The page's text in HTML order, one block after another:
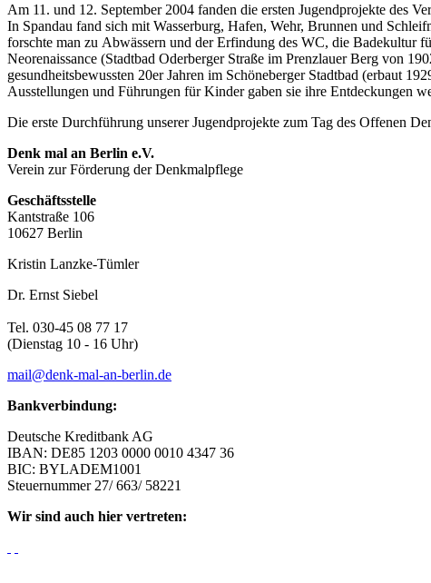
Am 11. und 12. September 2004 fanden die ersten Jugendprojekte des
In Spandau fand sich mit Wasserburg, Hafen, Wehr, Brunnen und
forschte man zu Abwässern und der Erfindung des WC, die Badekultur
Neorenaissance (Stadtbad Oderberger Straße im Prenzlauer Berg von
gesundheitsbewussten 20er Jahren im Schöneberger Stadtbad (erbaut
Ausstellungen und Führungen für Kinder gaben sie ihre Entdeckungen
Die erste Durchführung unserer Jugendprojekte zum Tag des Offenen
Denk mal an Berlin e.V.
Verein zur Förderung der Denkmalpflege
Geschäftsstelle
Kantstraße 106
10627 Berlin
Kristin Lanzke-Tümler
Dr. Ernst Siebel
Tel. 030-45 08 77 17
(Dienstag 10 - 16 Uhr)
mail@denk-mal-an-berlin.de
Bankverbindung:
Deutsche Kreditbank AG
IBAN: DE85 1203 0000 0010 4347 36
BIC: BYLADEM1001
Steuernummer 27/ 663/ 58221
Wir sind auch hier vertreten: